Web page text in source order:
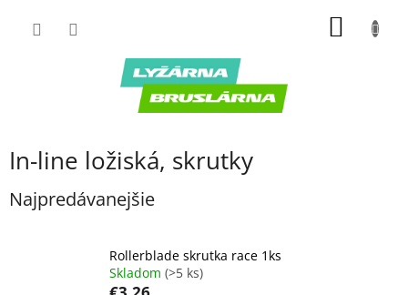
In-line ložiská, skrutky
Najpredávanejšie
Rollerblade skrutka race 1ks
Skladom (>5 ks)